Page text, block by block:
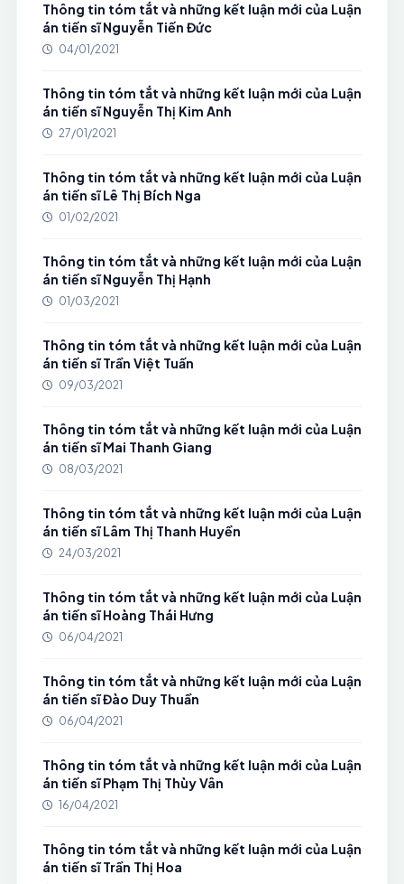
Thông tin tóm tắt và những kết luận mới của Luận
án tiến sĩ Nguyễn Tiến Đức
04/01/2021
Thông tin tóm tắt và những kết luận mới của Luận
án tiến sĩ Nguyễn Thị Kim Anh
27/01/2021
Thông tin tóm tắt và những kết luận mới của Luận
án tiến sĩ Lê Thị Bích Nga
01/02/2021
Thông tin tóm tắt và những kết luận mới của Luận
án tiến sĩ Nguyễn Thị Hạnh
01/03/2021
Thông tin tóm tắt và những kết luận mới của Luận
án tiến sĩ Trần Việt Tuấn
09/03/2021
Thông tin tóm tắt và những kết luận mới của Luận
án tiến sĩ Mai Thanh Giang
08/03/2021
Thông tin tóm tắt và những kết luận mới của Luận
án tiến sĩ Lâm Thị Thanh Huyền
24/03/2021
Thông tin tóm tắt và những kết luận mới của Luận
án tiến sĩ Hoàng Thái Hưng
06/04/2021
Thông tin tóm tắt và những kết luận mới của Luận
án tiến sĩ Đào Duy Thuần
06/04/2021
Thông tin tóm tắt và những kết luận mới của Luận
án tiến sĩ Phạm Thị Thùy Vân
16/04/2021
Thông tin tóm tắt và những kết luận mới của Luận
án tiến sĩ Trần Thị Hoa